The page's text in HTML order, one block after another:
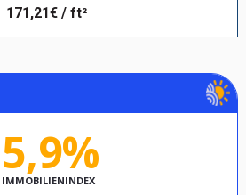
171,21€ / ft²
5,9%
IMMOBILIENINDEX